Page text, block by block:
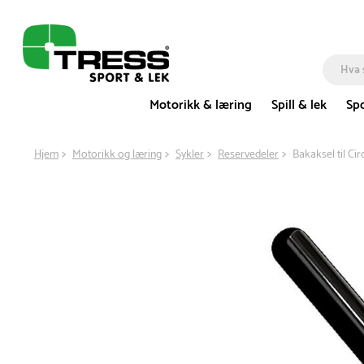
Motorikk & læring
Spill & lek
Hjem Motorikk og læring Sykler Reservedeler Bakaksel til